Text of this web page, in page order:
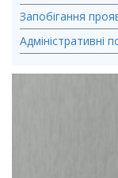
Запобігання
Адміністративні